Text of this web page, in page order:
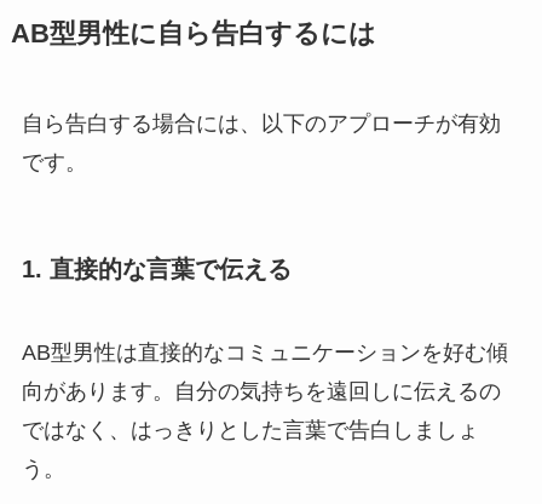
AB型男性に自ら告白するには
自ら告白する場合には、以下のアプローチが有効
です。
1. 直接的な言葉で伝える
AB型男性は直接的なコミュニケーションを好む傾
向があります。自分の気持ちを遠回しに伝えるの
ではなく、はっきりとした言葉で告白しましょ
う。